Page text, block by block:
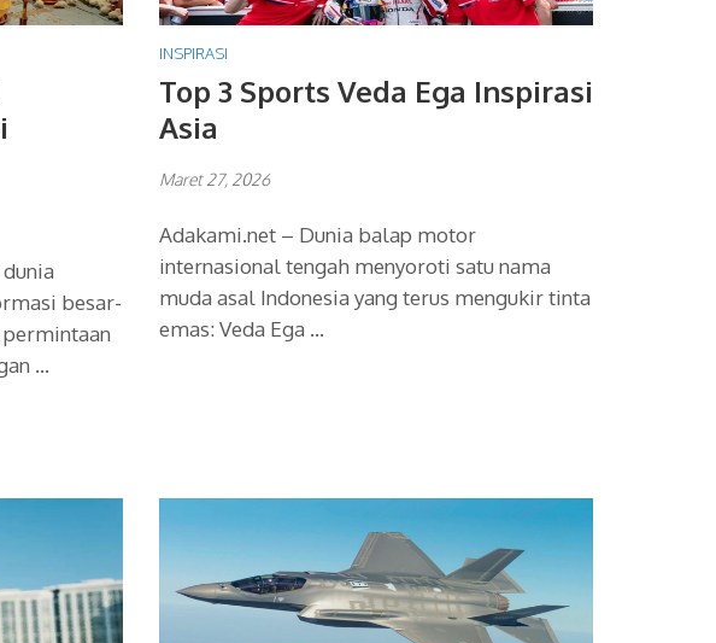
besar-
…
INSPIRASI
Top 3 Sports Veda Ega Inspirasi
Asia
Maret 27, 2026
Adakami.net – Dunia balap motor
internasional tengah menyoroti satu nama
muda asal Indonesia yang terus mengukir tinta
emas: Veda Ega …